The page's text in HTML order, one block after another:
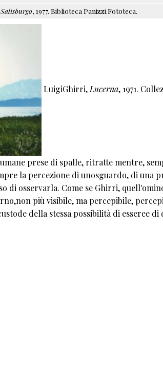
Salisburgo, 1977. Biblioteca Panizzi.Fototeca.
LuigiGhirri, Lucerna, 1971.
prese di spalle, ritratte mentre,
la percezione di unosguardo, di una
di osservarla. Come se Ghirri,
più visibile, ma percepibile,
della stessa possibilità di esseree di